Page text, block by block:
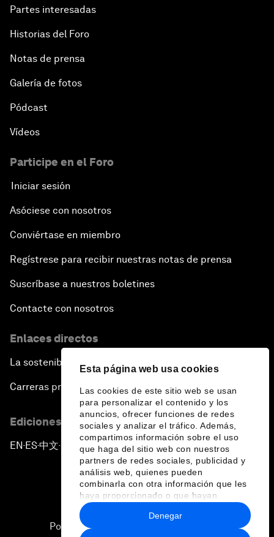
Esta página web usa cookies
Las cookies de este sitio web se usan
para personalizar el contenido y los
anuncios, ofrecer funciones de redes
sociales y analizar el tráfico. Además,
compartimos información sobre el uso
que haga del sitio web con nuestros
partners de redes sociales, publicidad y
análisis web, quienes pueden
combinarla con otra información que les
haya proporcionado o que hayan
recopilado a partir del uso que haya
hecho de sus servicios.
Denegar
Partes interesadas
Historias del Foro
Notas de prensa
Galería de fotos
Pódcast
Vídeos
Participe en el Foro
Iniciar sesión
Asóciese con nosotros
Conviértase en miembro
Regístrese para recibir nuestras notas de prensa
Suscríbase a nuestros boletines
Contacte con nosotros
Enlaces directos
La sostenibilidad en el Foro
Carreras profesionales
Ediciones en otros idiomas
EN ▪ ES▪中文▪ 日本語
Política de privacidad y normas de uso